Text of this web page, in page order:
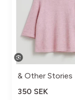
& Other Stories
350 SEK